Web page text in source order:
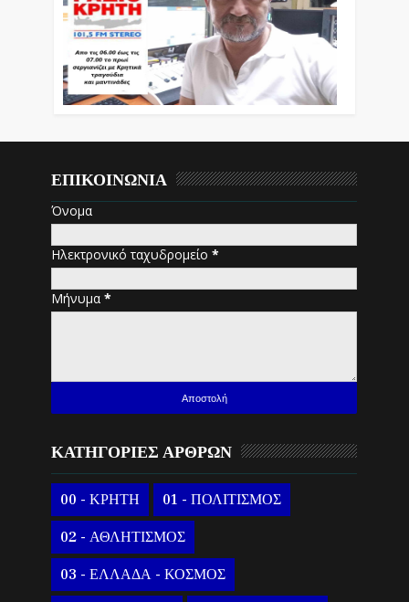
ΕΠΙΚΟΙΝΩΝΙΑ
Όνομα
Ηλεκτρονικό ταχυδρομείο*
Μήνυμα*
ΚΑΤΗΓΟΡΙΕΣ ΑΡΘΡΩΝ
00 - ΚΡΗΤΗ 01 - ΠΟΛΙΤΙΣΜΟΣ
02 - ΑΘΛΗΤΙΣΜΟΣ
03 - ΕΛΛΑΔΑ - ΚΟΣΜΟΣ